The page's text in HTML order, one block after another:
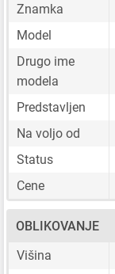
Znamka
Model
Drugo ime
modela
Predstavljen
Na voljo od
Status
Cene
OBLIKOVANJE
Višina